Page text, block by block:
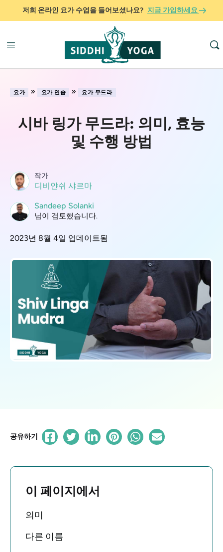
저희 온라인 요가 수업을 들어보셨나요? 지금 가입하세요
요가 » 요가 연습 » 요가 무드라
시바 링가 무드라: 의미, 효능
및 수행 방법
작가
디비얀쉬 샤르마
Sandeep Solanki
님이 검토했습니다.
2023년 8월 4일 업데이트됨
공유하기
이 페이지에서
의미
다른 이름